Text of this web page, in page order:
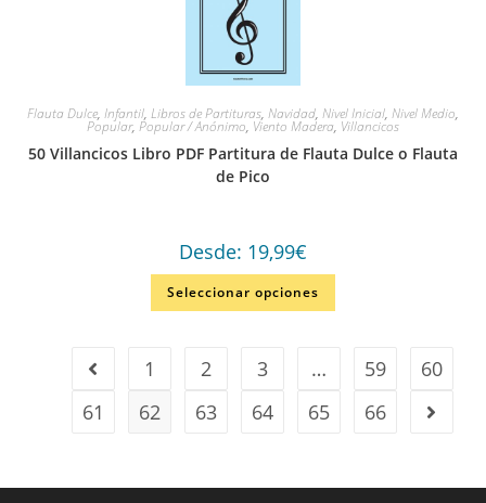
Flauta Dulce, Infantil, Libros de Partituras, Navidad, Nivel Inicial, Nivel Medio,
Popular, Popular / Anónimo, Viento Madera, Villancicos
50 Villancicos Libro PDF Partitura de Flauta Dulce o Flauta
de Pico
Desde: 19,99€
Seleccionar opciones
1 2 3 … 59
60
61
62 63 64 65 66